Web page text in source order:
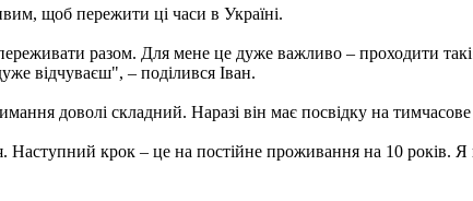
щоб пережити ці часи в Україні.
разом. Для мене це дуже важливо – проходити
відчуваєш", – поділився Іван.
доволі складний. Наразі він має посвідку на
Наступний крок – це на постійне проживання на 10